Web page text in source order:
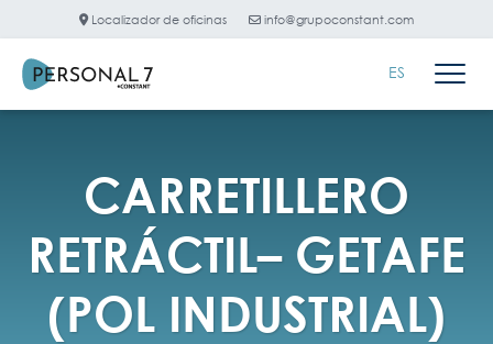
Localizador de oficinas info@grupoconstant.com
ES
CARRETILLERO
RETRÁCTIL– GETAFE
(POL INDUSTRIAL)